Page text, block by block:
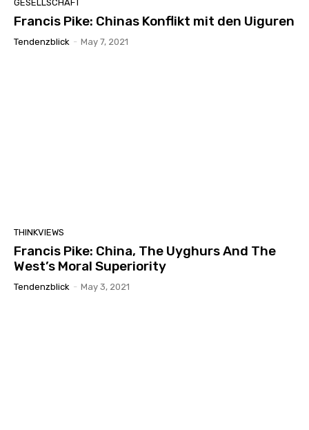
GESELLSCHAFT
Francis Pike: Chinas Konflikt mit den Uiguren
Tendenzblick - May 7, 2021
THINKVIEWS
Francis Pike: China, The Uyghurs And The
West’s Moral Superiority
Tendenzblick - May 3, 2021